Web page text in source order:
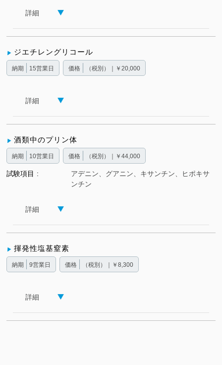
詳細
ジエチレングリコール
納期 15営業日 価格 （税別）｜￥20,000
詳細
酒類中のプリン体
納期 10営業日 価格 （税別）｜￥44,000
試験項目
アデニン、グアニン、キサンチン、ヒポキサ
ンチン
詳細
揮発性塩基窒素
納期 9営業日 価格 （税別）｜￥8,300
詳細